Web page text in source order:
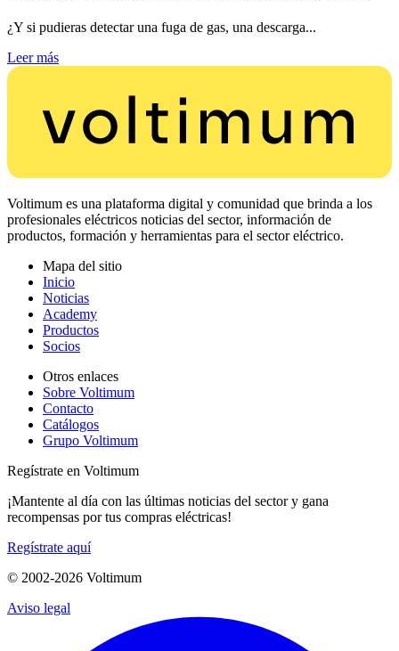
¿Y si pudieras detectar una fuga de gas, una descarga...
Leer más
Voltimum es una plataforma digital y comunidad que brinda a los
profesionales eléctricos noticias del sector, información de
productos, formación y herramientas para el sector eléctrico.
Mapa del sitio
Inicio
Noticias
Academy
Productos
Socios
Otros enlaces
Sobre Voltimum
Contacto
Catálogos
Grupo Voltimum
Regístrate en Voltimum
¡Mantente al día con las últimas noticias del sector y gana
recompensas por tus compras eléctricas!
Regístrate aquí
© 2002-2026 Voltimum
Aviso legal